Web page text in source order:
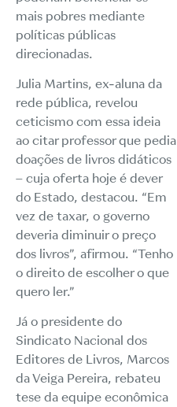
mais pobres mediante
políticas públicas
direcionadas.
Julia Martins, ex-aluna da
rede pública, revelou
ceticismo com essa ideia
ao citar professor que pedia
doações de livros didáticos
– cuja oferta hoje é dever
do Estado, destacou. “Em
vez de taxar, o governo
deveria diminuir o preço
dos livros”, afirmou. “Tenho
o direito de escolher o que
quero ler.”
Já o presidente do
Sindicato Nacional dos
Editores de Livros, Marcos
da Veiga Pereira, rebateu
tese da equipe econômica